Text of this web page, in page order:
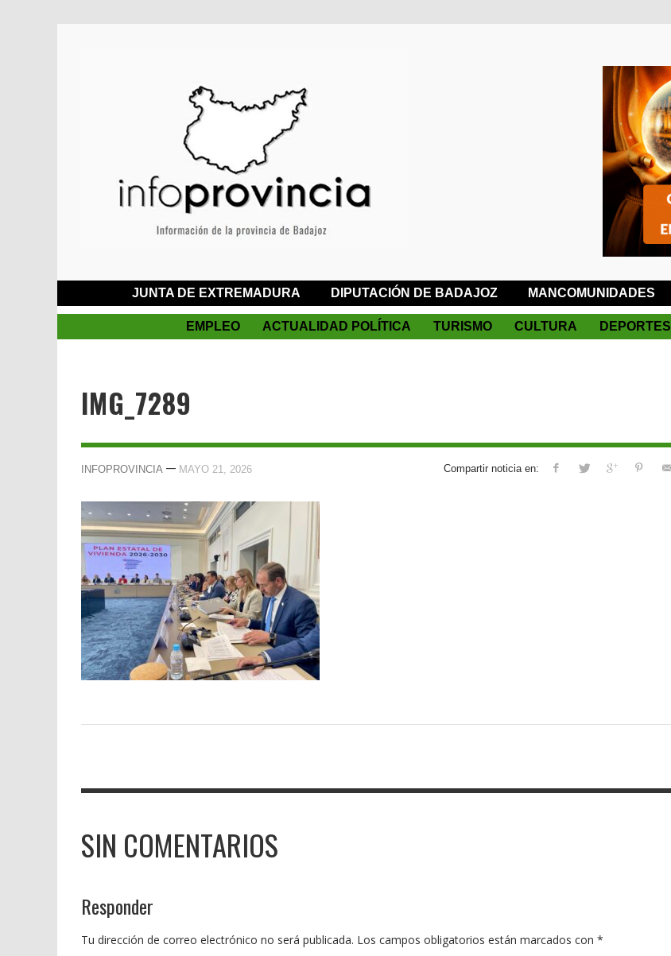
JUNTA DE EXTREMADURA DIPUTACIÓN DE BADAJOZ MANCOMUNIDADES
EMPLEO ACTUALIDAD POLÍTICA TURISMO CULTURA DEPORTES
IMG_7289
Compartir noticia en:
INFOPROVINCIA — MAYO 21, 2026
SIN COMENTARIOS
Responder
Tu dirección de correo electrónico no será publicada. Los campos obligatorios están marcados con *